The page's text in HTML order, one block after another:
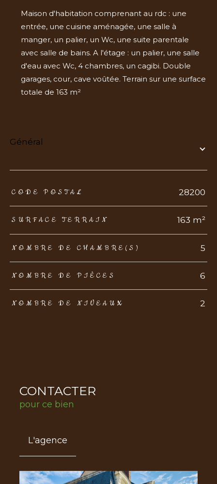
Maison d'habitation comprenant au rdc : une
entrée, une cuisine aménagée, une salle à
manger, un palier, un Wc, une suite parentale
avec salle de bains. A l'étage : un palier, une salle
d'eau avec Wc, 4 chambres, un cagibi. Double
garages, cour, cave voûtée. Terrain sur une surface
totale de 163 m²
général
TRAD_ZEPHYR_Caracteristique TRAD_ZEPHYR_Valeurs
CODE POSTAL 28200
SURFACE TERRAIN 163 m²
NOMBRE DE CHAMBRE(S) 5
NOMBRE DE PIÈCES 6
NOMBRE DE NIVEAUX 2
CONTACTER
pour ce bien
L'agence